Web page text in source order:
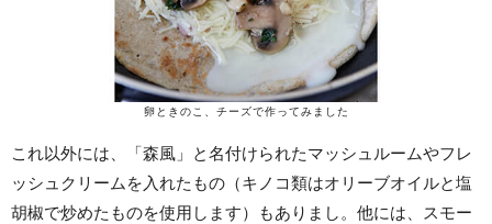
卵ときのこ、チーズで作ってみました
これ以外には、「森風」と名付けられたマッシュルームやフレ
ッシュクリームを入れたもの（キノコ類はオリーブオイルと塩
胡椒で炒めたものを使用します）もありまし。他には、スモー